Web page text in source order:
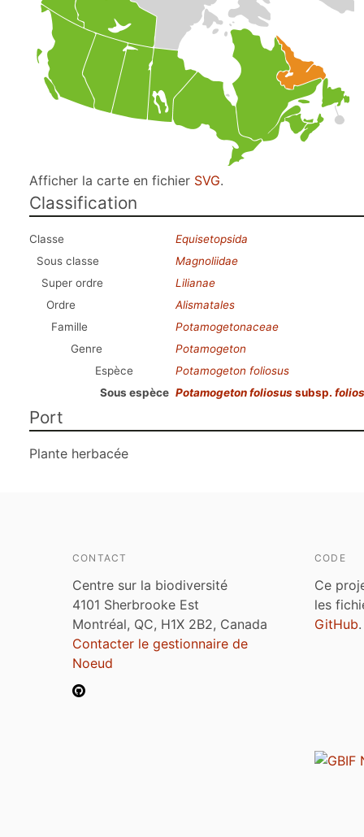
Afficher la carte en fichier SVG.
Classification
Classe
Equisetopsida
Sous classe
Magnoliidae
Super ordre
Lilianae
Ordre
Alismatales
Famille
Potamogetonaceae
Genre
Potamogeton
Espèce
Potamogeton foliosus
Sous espèce Potamogeton foliosus subsp.
Port
Plante herbacée
CONTACT
Centre sur la biodiversité
4101 Sherbrooke Est
Montréal, QC, H1X 2B2, Canada
Contacter le gestionnaire de
Noeud
CODE
Ce
les
GitHub.